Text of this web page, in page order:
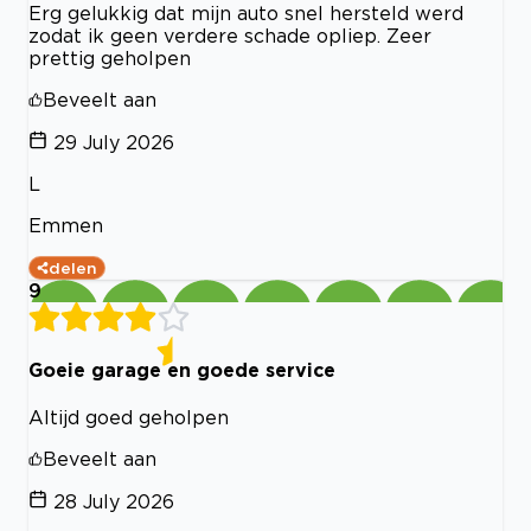
Erg gelukkig dat mijn auto snel hersteld werd
zodat ik geen verdere schade opliep. Zeer
prettig geholpen
Beveelt aan
29 July 2026
L
Emmen
delen
9
Goeie garage en goede service
Altijd goed geholpen
Beveelt aan
28 July 2026